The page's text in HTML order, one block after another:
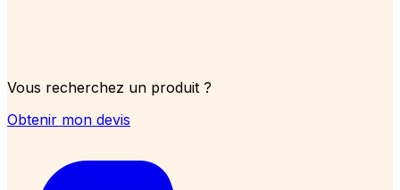
Vous recherchez un produit ?
Obtenir mon devis